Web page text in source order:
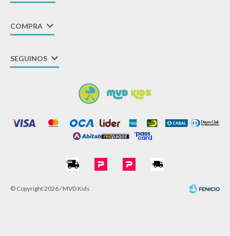
COMPRA
SEGUINOS
© Copyright 2026 / MVD Kids